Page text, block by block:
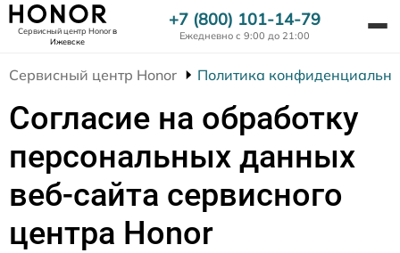
Сервисный центр Honorв
Ижевске
+7 (800) 101-14-79
Ежедневно с 9:00 до 21:00
Сервисный центр Honor Политика
Согласие на обработку
персональных данных
веб-сайта сервисного
центра Honor